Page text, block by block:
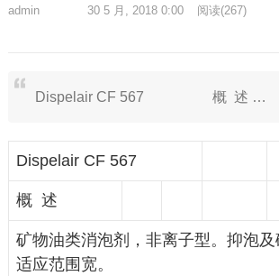
admin 30 5 月, 2018 0:00 阅读(267)
Dispelair CF 567 概 述 …
Dispelair CF 567
概 述
矿物油类消泡剂，非离子型。抑泡
适应范围宽。